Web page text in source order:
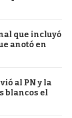
que incluyó
anotó en
al PN y la
blancos el